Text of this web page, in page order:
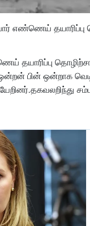
எண்ணெய் தயாரிப்பு
பின் ஒன்றாக